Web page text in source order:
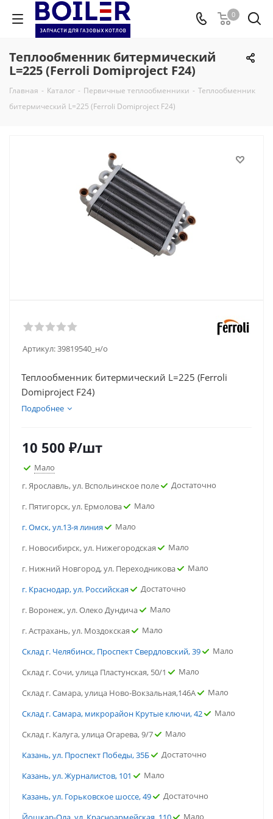
0
Теплообменник битермический
L=225 (Ferroli Domiproject F24)
Главная - Каталог - Первичные теплообменники - Теплообменник
битермический L=225 (Ferroli Domiproject F24)
Артикул:39819540_н/о
Теплообменник битермический L=225 (Ferroli
Domiproject F24)
Подробнее
10 500 ₽/шт
Мало
г. Ярославль, ул. Вспольинское поле
Достаточно
г. Пятигорск, ул. Ермолова
Мало
г. Омск, ул.13-я линия
Мало
г. Новосибирск, ул. Нижегородская
Мало
г. Нижний Новгород, ул. Переходникова
Мало
г. Краснодар, ул. Российская
Достаточно
г. Воронеж, ул. Олеко Дундича
Мало
г. Астрахань, ул. Моздокская
Мало
Склад г. Челябинск, Проспект Свердловский, 39
Мало
Склад г. Сочи, улица Пластунская, 50/1
Мало
Склад г. Самара, улица Ново-Вокзальная,146А
Мало
Склад г. Самара, микрорайон Крутые ключи, 42
Мало
Склад г. Калуга, улица Огарева, 9/7
Мало
Казань, ул. Проспект Победы, 35Б
Достаточно
Казань, ул. Журналистов, 101
Мало
Казань, ул. Горьковское шоссе, 49
Достаточно
Мало